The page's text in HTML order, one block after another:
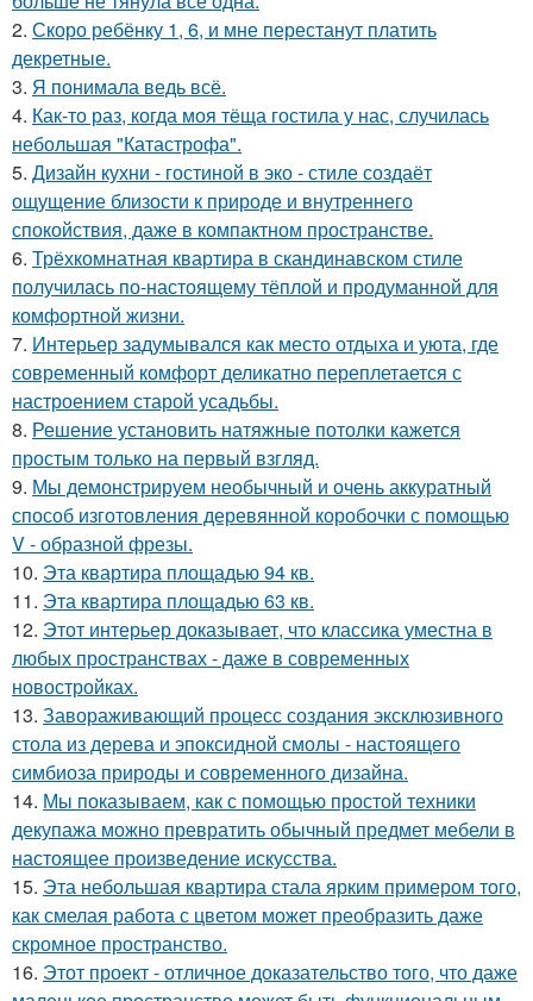
2. Скоро ребёнку 1, 6, и мне перестанут платить
декретные.
3. Я понимала ведь всё.
4. Как-то раз, когда моя тёща гостила у нас, случилась
небольшая "Катастрофа".
5. Дизайн кухни - гостиной в эко - стиле создаёт
ощущение близости к природе и внутреннего
спокойствия, даже в компактном пространстве.
6. Трёхкомнатная квартира в скандинавском стиле
получилась по-настоящему тёплой и продуманной для
комфортной жизни.
7. Интерьер задумывался как место отдыха и уюта, где
современный комфорт деликатно переплетается с
настроением старой усадьбы.
8. Решение установить натяжные потолки кажется
простым только на первый взгляд.
9. Мы демонстрируем необычный и очень аккуратный
способ изготовления деревянной коробочки с помощью
V - образной фрезы.
10. Эта квартира площадью 94 кв.
11. Эта квартира площадью 63 кв.
12. Этот интерьер доказывает, что классика уместна в
любых пространствах - даже в современных
новостройках.
13. Завораживающий процесс создания эксклюзивного
стола из дерева и эпоксидной смолы - настоящего
симбиоза природы и современного дизайна.
14. Мы показываем, как с помощью простой техники
декупажа можно превратить обычный предмет мебели в
настоящее произведение искусства.
15. Эта небольшая квартира стала ярким примером того,
как смелая работа с цветом может преобразить даже
скромное пространство.
16. Этот проект - отличное доказательство того, что даже